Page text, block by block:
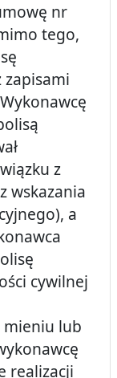
nr
tego,
zapisami
z
wskazania
a
cywilnej
mieniu lub
realizacji